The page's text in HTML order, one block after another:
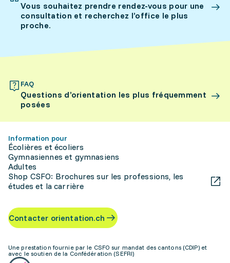
Vous souhaitez prendre rendez-vous pour une
consultation et recherchez l’office le plus
proche.
FAQ
Questions d’orientation les plus fréquemment
posées
Information pour
Écolières et écoliers
Gymnasiennes et gymnasiens
Adultes
Shop CSFO: Brochures sur les professions, les
études et la carrière
Contacter orientation.ch
Une prestation fournie par le CSFO sur mandat des cantons (CDIP) et
avec le soutien de la Confédération (SEFRI)